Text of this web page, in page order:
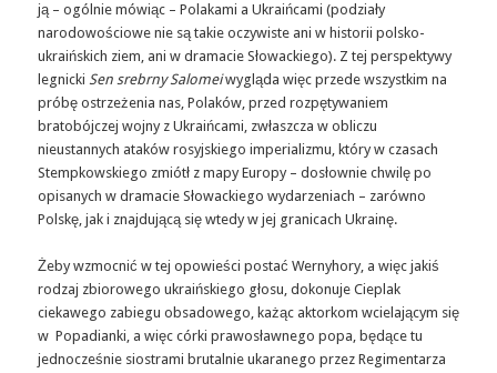
ją – ogólnie mówiąc – Polakami a Ukraińcami (podziały
narodowościowe nie są takie oczywiste ani w historii polsko-
ukraińskich ziem, ani w dramacie Słowackiego). Z tej perspektywy
legnicki Sen srebrny Salomeiwygląda więc przede wszystkim na
próbę ostrzeżenia nas, Polaków, przed rozpętywaniem
bratobójczej wojny z Ukraińcami, zwłaszcza w obliczu
nieustannych ataków rosyjskiego imperializmu, który w czasach
Stempkowskiego zmiótł z mapy Europy – dosłownie chwilę po
opisanych w dramacie Słowackiego wydarzeniach – zarówno
Polskę, jak i znajdującą się wtedy w jej granicach Ukrainę.
Żeby wzmocnić w tej opowieści postać Wernyhory, a więc jakiś
rodzaj zbiorowego ukraińskiego głosu, dokonuje Cieplak
ciekawego zabiegu obsadowego, każąc aktorkom wcielającym się
w Popadianki, a więc córki prawosławnego popa, będące tu
jednocześnie siostrami brutalnie ukaranego przez Regimentarza